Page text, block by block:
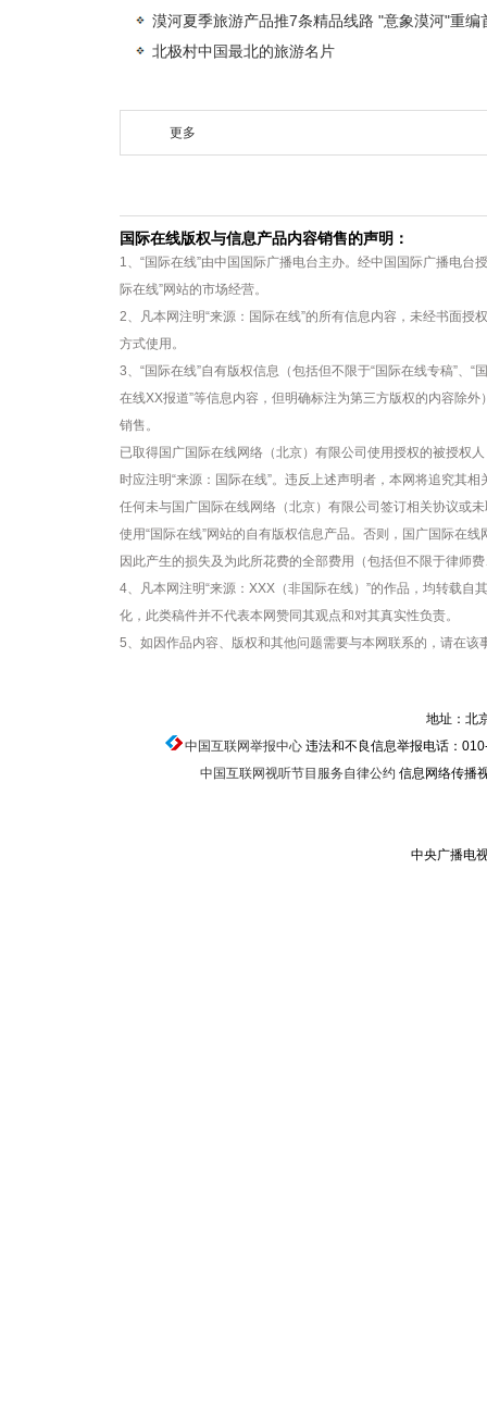
漠河夏季旅游产品推7条精品线路 "意象漠河"重编
北极村中国最北的旅游名片
更多
国际在线版权与信息产品内容销售的声明：
1、“国际在线”由中国国际广播电台主办。经中国国际广播电台
际在线”网站的市场经营。
2、凡本网注明“来源：国际在线”的所有信息内容，未经书面
方式使用。
3、“国际在线”自有版权信息（包括但不限于“国际在线专稿”、“
在线XX报道”等信息内容，但明确标注为第三方版权的内容除
销售。
已取得国广国际在线网络（北京）有限公司使用授权的被授权
时应注明“来源：国际在线”。违反上述声明者，本网将追究其相
任何未与国广国际在线网络（北京）有限公司签订相关协议或
使用“国际在线”网站的自有版权信息产品。否则，国广国际在
因此产生的损失及为此所花费的全部费用（包括但不限于律师
4、凡本网注明“来源：XXX（非国际在线）”的作品，均转载自
化，此类稿件并不代表本网赞同其观点和对其真实性负责。
5、如因作品内容、版权和其他问题需要与本网联系的，请在该
地址：北
中国互联网举报中心违法和不良信息举报电话：
中国互联网视听节目服务自律公约 信息网络传播
中央广播电